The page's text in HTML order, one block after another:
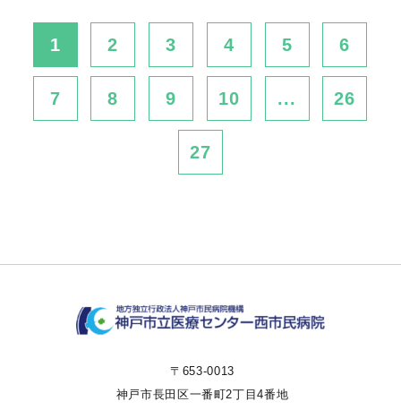
1 2 3 4 5 6
7 8 9 10 ... 26
27
〒653-0013
神戸市長田区一番町2丁目4番地